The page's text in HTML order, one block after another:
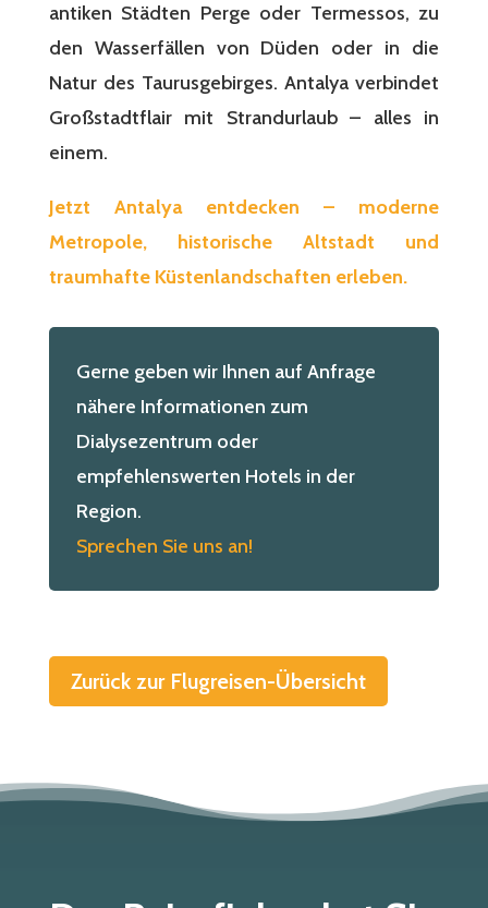
antiken Städten Perge oder Termessos, zu
den Wasserfällen von Düden oder in die
Natur des Taurusgebirges. Antalya verbindet
Großstadtflair mit Strandurlaub – alles in
einem.
Jetzt Antalya entdecken – moderne
Metropole, historische Altstadt und
traumhafte Küstenlandschaften erleben.
Gerne geben wir Ihnen auf Anfrage
nähere Informationen zum
Dialysezentrum oder
empfehlenswerten Hotels in der
Region.
Sprechen Sie uns an!
Zurück zur Flugreisen-Übersicht